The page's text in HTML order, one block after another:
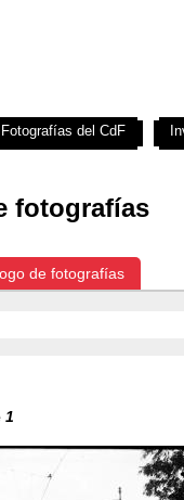
fotografías
de fotografías
1
Fotografías del CdF